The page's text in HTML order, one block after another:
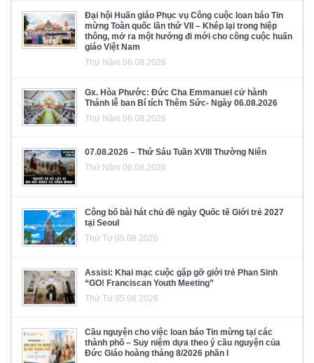
Đại hội Huấn giáo Phục vụ Công cuộc loan báo Tin
mừng Toàn quốc lần thứ VII – Khép lại trong hiệp
thông, mở ra một hướng đi mới cho công cuộc huấn
giáo Việt Nam
Thứ Năm 06.08.2026
Gx. Hòa Phước: Đức Cha Emmanuel cử hành
Thánh lễ ban Bí tích Thêm Sức- Ngày 06.08.2026
Thứ Năm 06.08.2026
07.08.2026 – Thứ Sáu Tuần XVIII Thường Niên
Thứ Năm 06.08.2026
Công bố bài hát chủ đề ngày Quốc tế Giới trẻ 2027
tại Seoul
Thứ Tư 05.08.2026
Assisi: Khai mạc cuộc gặp gỡ giới trẻ Phan Sinh
“GO! Franciscan Youth Meeting”
Thứ Tư 05.08.2026
Cầu nguyện cho việc loan báo Tin mừng tại các
thành phố – Suy niệm dựa theo ý cầu nguyện của
Đức Giáo hoàng tháng 8/2026 phần I